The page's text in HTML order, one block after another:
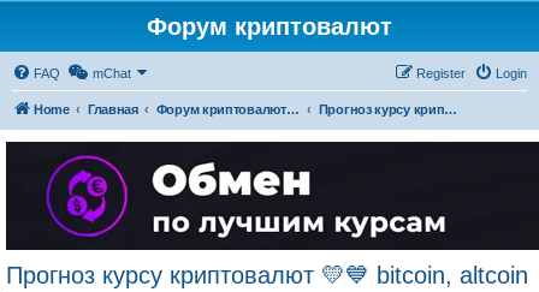
Форум криптовалют
FAQ mChat Login
Register
Home Главная Форум криптовалют українською Прогноз курсу криптовалют 💛💙 bitcoin, altcoin 📈
Прогноз курсу криптовалют 💛💙 bitcoin, altcoin